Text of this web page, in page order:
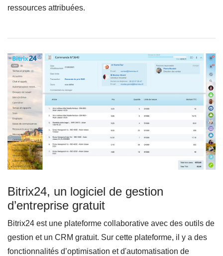
ressources attribuées.
Bitrix24, un logiciel de gestion
d’entreprise gratuit
Bitrix24 est une plateforme collaborative avec des outils de
gestion et un CRM gratuit. Sur cette plateforme, il y a des
fonctionnalités d’optimisation et d'automatisation de